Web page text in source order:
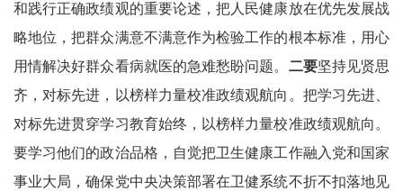
和践行正确政绩观的重要论述，把人民健康放在优先发展战
略地位，把群众满意不满意作为检验工作的根本标准，用心
用情解决好群众看病就医的急难愁盼问题。 二要坚持见贤思
齐，对标先进，以榜样力量校准政绩观航向。把学习先进、
对标先进贯穿学习教育始终，以榜样力量校准政绩观航向。
要学习他们的政治品格，自觉把卫生健康工作融入党和国家
事业大局，确保党中央决策部署在卫健系统不折不扣落地见